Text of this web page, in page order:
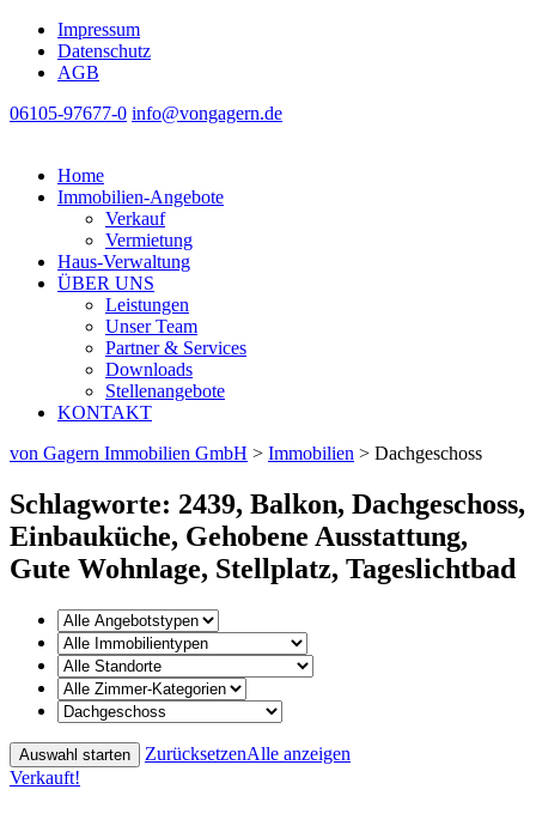
Impressum
Datenschutz
AGB
06105-97677-0 info@vongagern.de
Home
Immobilien-Angebote
Verkauf
Vermietung
Haus-Verwaltung
ÜBER UNS
Leistungen
Unser Team
Partner & Services
Downloads
Stellenangebote
KONTAKT
von Gagern Immobilien GmbH > Immobilien > Dachgeschoss
Schlagworte: 2439, Balkon, Dachgeschoss,
Einbauküche, Gehobene Ausstattung,
Gute Wohnlage, Stellplatz, Tageslichtbad
ZurücksetzenAlle anzeigen
Verkauft!